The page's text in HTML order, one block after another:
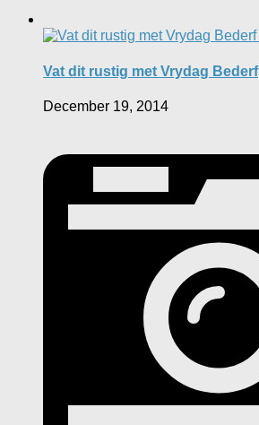
Vat dit rustig met Vrydag Bederf
December 19, 2014